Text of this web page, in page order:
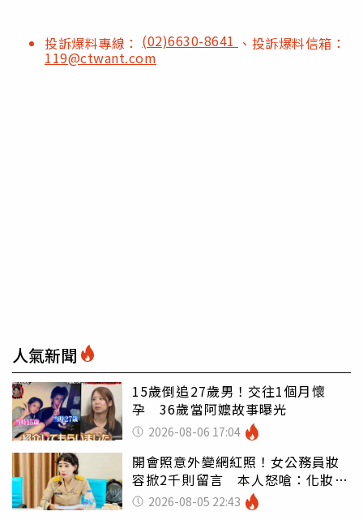
投訴爆料專線： (02)6630-8641 、投訴爆料信箱：
119@ctwant.com
人氣新聞
15歲倒追27歲男！交往1個月懷
孕 36歲當阿嬤故事曝光
2026-08-06 17:04
開會照意外變網紅照！女公務員妝
容掀2千則留言 本人怒嗆：化妝有
錯嗎2026-08-05 22:43